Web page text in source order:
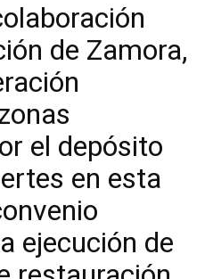
de Zamora,
el depósito
en esta
ejecución de